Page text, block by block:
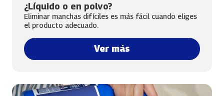
¿Líquido o en polvo?
Eliminar manchas difíciles es más fácil cuando eliges
el producto adecuado.
Ver más